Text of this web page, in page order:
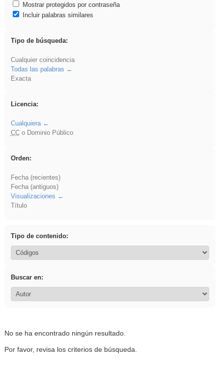
Mostrar protegidos por contraseña
Incluir palabras similares
Tipo de búsqueda:
Cualquier coincidencia
Todas las palabras
Exacta
Licencia:
Cualquiera
CCo Dominio Público
Orden:
Fecha (recientes)
Fecha (antiguos)
Visualizaciones
Título
Tipo de contenido:
Buscar en:
No se ha encontrado ningún resultado.
Por favor, revisa los criterios de búsqueda.